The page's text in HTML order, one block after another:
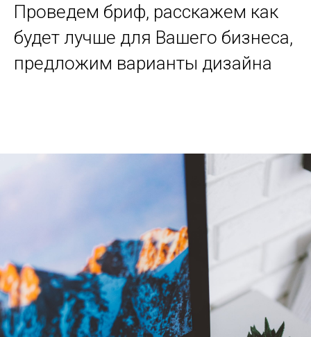
Проведем бриф, расскажем как
будет лучше для Вашего бизнеса,
предложим варианты дизайна